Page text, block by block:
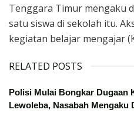
Tenggara Timur mengaku
satu siswa di sekolah itu.
kegiatan belajar mengajar
RELATED POSTS
Polisi Mulai Bongkar Dugaan
Lewoleba, Nasabah Mengaku